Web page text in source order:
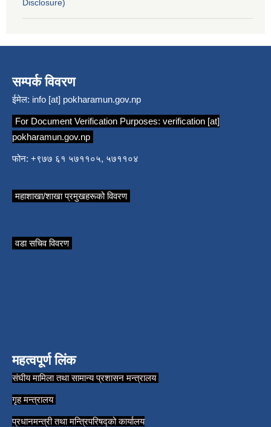
Disclosure)
सम्पर्क विवरण
ईमेल: info [at] pokharamun.gov.np
For Document Verification Purposes: verification [at]
pokharamun.gov.np
फोन: +९७७ ६१ ५७११०५, ५७११०४
महाशाखा/शाखा प्रमुखहरूको विवरण
वडा सचिव विवरण
महत्वपूर्ण लिंक
संघीय मामिला तथा सामान्य प्रशासन मन्त्रालय
गृह मन्त्रालय
प्रधानमन्त्री तथा मन्त्रिपरिषद्को कार्यालय